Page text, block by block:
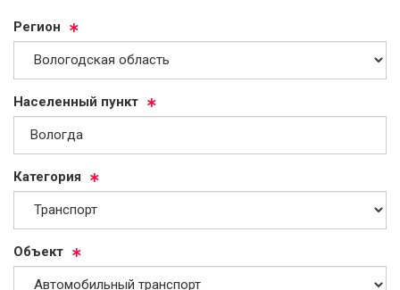
Ре­ги­он
На­се­лен­ный пункт
Ка­те­го­рия
Объ­ект